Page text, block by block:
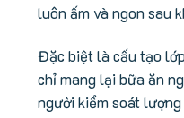
luôn ấm và ngon sau
Đặc biệt là cấu tạo
chỉ mang lại bữa ăn
người kiểm soát